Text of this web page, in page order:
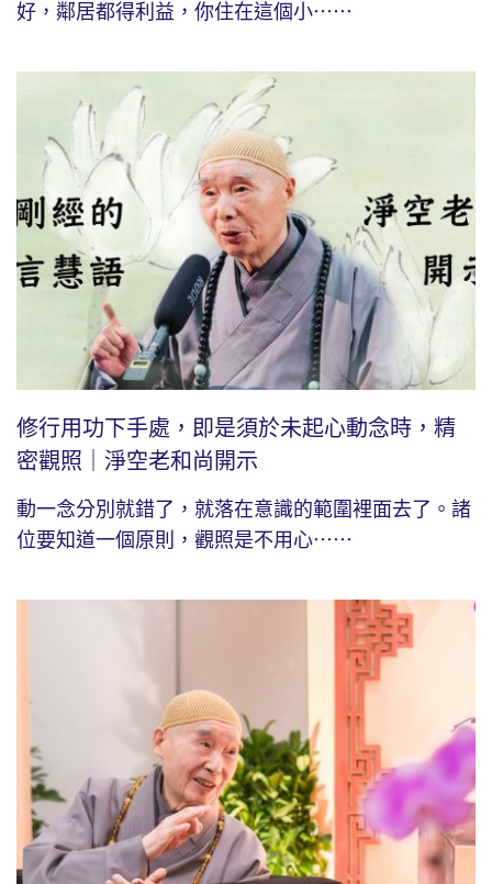
好，鄰居都得利益，你住在這個小⋯⋯
修行用功下手處，即是須於未起心動念時，精
密觀照｜淨空老和尚開示
動一念分別就錯了，就落在意識的範圍裡面去了。諸
位要知道一個原則，觀照是不用心⋯⋯